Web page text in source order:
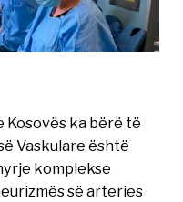
Kosovës ka bërë të
Vaskulare është
komplekse
së arteries